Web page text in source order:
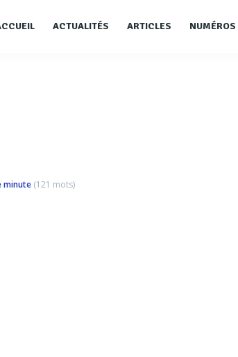
ACTUALITÉS ARTICLES NUMÉROS
minute (121 mots)